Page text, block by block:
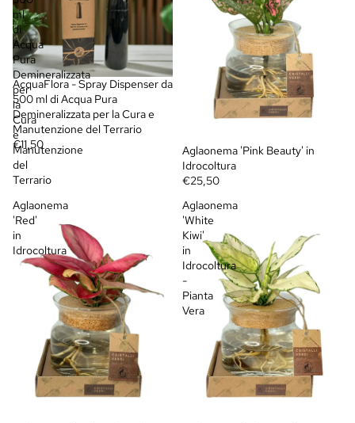
ml
di
Acqua
Pura
Demineralizzata
per
la
Cura
e
Manutenzione
del
Terrario
AcquaFlora - Spray Dispenser da
500 ml di Acqua Pura
Demineralizzata per la Cura e
Manutenzione del Terrario
€11,50
Aglaonema 'Pink Beauty' in
Idrocoltura
€25,50
Aglaonema
'Red'
in
Idrocoltura
Aglaonema
'White
Kiwi'
in
Idrocoltura
-
Pianta
Vera